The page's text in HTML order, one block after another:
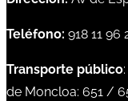
Teléfono: 918 11 96
Transporte público
de Moncloa: 651 /